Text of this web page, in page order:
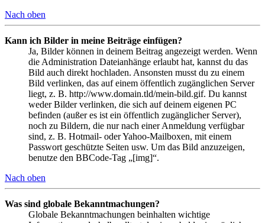
Nach oben
Kann ich Bilder in meine Beiträge einfügen?
Ja, Bilder können in deinem Beitrag angezeigt werden. Wenn
die Administration Dateianhänge erlaubt hat, kannst du das
Bild auch direkt hochladen. Ansonsten musst du zu einem
Bild verlinken, das auf einem öffentlich zugänglichen Server
liegt, z. B. http://www.domain.tld/mein-bild.gif. Du kannst
weder Bilder verlinken, die sich auf deinem eigenen PC
befinden (außer es ist ein öffentlich zugänglicher Server),
noch zu Bildern, die nur nach einer Anmeldung verfügbar
sind, z. B. Hotmail- oder Yahoo-Mailboxen, mit einem
Passwort geschützte Seiten usw. Um das Bild anzuzeigen,
benutze den BBCode-Tag „[img]“.
Nach oben
Was sind globale Bekanntmachungen?
Globale Bekanntmachungen beinhalten wichtige